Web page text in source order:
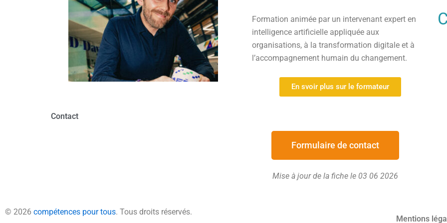
Formation animée par un intervenant expert en
intelligence artificielle appliquée aux
organisations, à la transformation digitale et à
l’accompagnement humain du changement.
En svoir plus sur le formateur
Contact
Formulaire de contact
Mise à jour de la fiche le 03 06 2026
© 2026 compétences pour tous. Tous droits réservés.
Mentions